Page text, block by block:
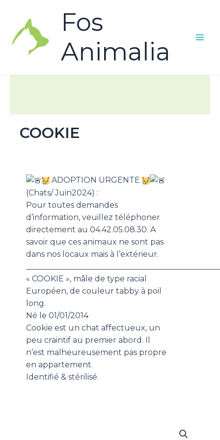
Fos
Animalia
COOKIE
ADOPTION URGENTE
(Chats/ Juin2024) :
Pour toutes demandes
d’information, veuillez téléphoner
directement au 04.42.05.08.30. A
savoir que ces animaux ne sont pas
dans nos locaux mais à l’extérieur.
« COOKIE », mâle de type racial
Européen, de couleur tabby à poil
long.
Né le 01/01/2014
Cookie est un chat affectueux, un
peu craintif au premier abord. Il
n’est malheureusement pas propre
en appartement.
Identifié & stérilisé.